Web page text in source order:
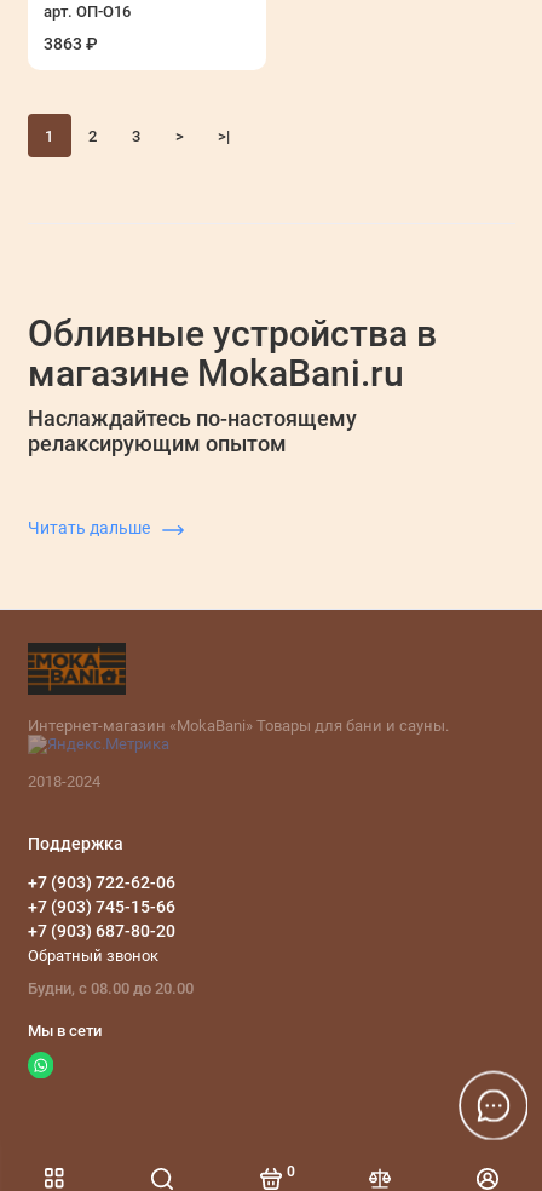
0
арт. ОП-О16
3863 ₽
1 2 3 > >|
Обливные устройства в
магазине MokaBani.ru
Наслаждайтесь по-настоящему
релаксирующим опытом
Читать дальше
Интернет-магазин «MokaBani» Товары для бани и сауны.
2018-2024
Поддержка
+7 (903) 722-62-06
+7 (903) 745-15-66
+7 (903) 687-80-20
Обратный звонок
Будни, с 08.00 до 20.00
Мы в сети